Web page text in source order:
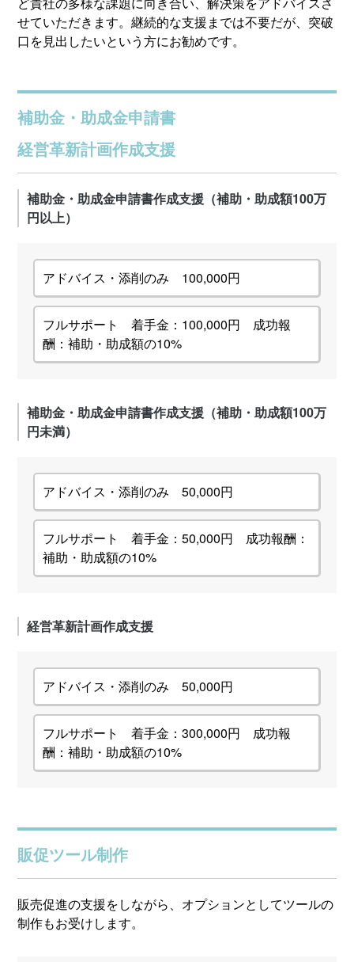
せていただきます。継続的な支援までは不要だが、突破
口を見出したいという方にお勧めです。
補助金・助成金申請書
経営革新計画作成支援
補助金・助成金申請書作成支援（補助・助成額100万
円以上）
アドバイス・添削のみ 100,000円
フルサポート 着手金：100,000円 成功報
酬：補助・助成額の10%
補助金・助成金申請書作成支援（補助・助成額100万
円未満）
アドバイス・添削のみ 50,000円
フルサポート 着手金：50,000円 成功報酬：
補助・助成額の10%
経営革新計画作成支援
アドバイス・添削のみ 50,000円
フルサポート 着手金：300,000円 成功報
酬：補助・助成額の10%
販促ツール制作
販売促進の支援をしながら、オプションとしてツールの
制作もお受けします。